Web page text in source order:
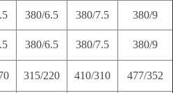
380/6.5 380/7.5 380/9
380/6.5 380/7.5
380/9
315/220 410/310
477/352